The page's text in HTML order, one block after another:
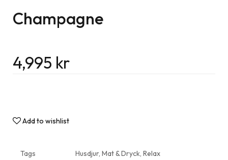
Champagne
4,995 kr
Add to wishlist
Tags Husdjur, Mat & Dryck, Relax